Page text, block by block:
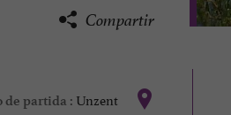
Compartir
de partida : Unzent